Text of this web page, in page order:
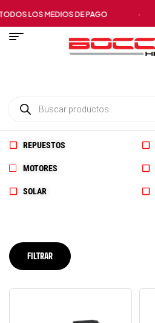
LOS MEDIOS DE PAGO
REPUESTOS
MOTORES
SOLAR
FILTRAR